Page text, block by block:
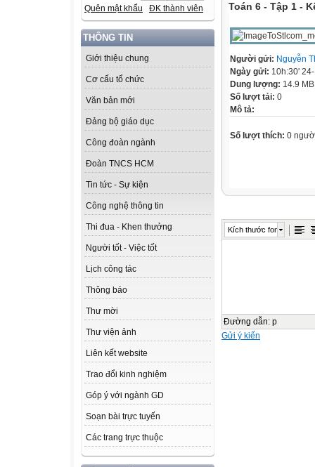
Quên mật khẩu ĐK thành viên
THÔNG TIN
Giới thiệu chung
Cơ cấu tổ chức
Văn bản mới
Đảng bộ giáo dục
Công đoàn ngành
Đoàn TNCS HCM
Tin tức - Sự kiện
Công nghệ thông tin
Thi đua - Khen thưởng
Người tốt - Việc tốt
Lịch công tác
Thông báo
Thư mời
Thư viện ảnh
Liên kết website
Trao đổi kinh nghiệm
Góp ý với ngành GD
Soạn bài trực tuyến
Các trang trực thuộc
Toán 6 - Tập 1 -
Người gửi: Nguyễn
Ngày gửi: 10h:30'
Dung lượng: 14.9 MB
Số lượt tải: 0
Mô tả:
Số lượt thích: 0
Kích thước font
Đường dẫn: p
Gửi ý kiến